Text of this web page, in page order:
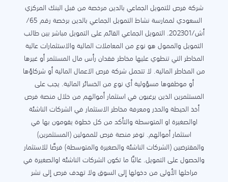
شركة فرص للتمويل الجماعي بالدين مرخصة من قبل البنك المركزي
السعودي لممارسة نشاط التمويل الجماعي بالدين برخصة رقم 65/
أش/202301. التمويل الجماعي القائم على التمويل مباشر بين طالب
التمويل والممول هو نوع من المعاملات المالية والاستثمارات عالية
المخاطر التي تنطوي عليها مخاطر فقدان رأس مال المستثمر أو غيرها
من المخاطر المالية. لا تتحمل شركة فرص الاعمال المالية أو شركاؤها
أو موظفوها مسؤولية أي نوع من الخسائر المالية. يجب على
المستثمرين الذين يرغبون في استثمار أموالهم من خلال منصة فرص
أخذ الحيطة والحذر ومعرفة مخاطر الاستثمار في الشركات الناشئة
اوالصغيرة او المتوسطة والتأكد من كل خطوة يقومون بها في
استثمار أموالهم. توفر منصة فرص للممولين (المستثمرين)
والمقترضين (الشركات الناشئة والصغيرة والمتوسطة) فرصًا للاستثمار
والحصول على التمويل. غالبًا ما تكون الشركات الناشئة اوالصغيرة في
مراحلها الأولى من دخولها إلى السوق ولا تهدف فرص إلى نشر